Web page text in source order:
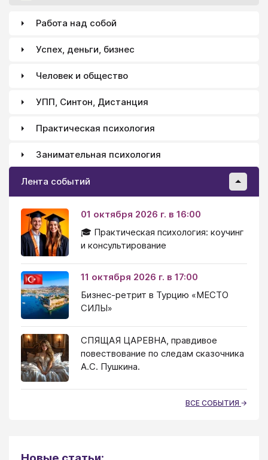
Работа над собой
Успех, деньги, бизнес
Человек и общество
УПП, Синтон, Дистанция
Практическая психология
Занимательная психология
Лента событий
01 октября 2026 г. в 16:00
🎓 Практическая психология: коучинг
и консультирование
11 октября 2026 г. в 17:00
Бизнес-ретрит в Турцию «МЕСТО
СИЛЫ»
СПЯЩАЯ ЦАРЕВНА, правдивое
повествование по следам сказочника
А.С. Пушкина.
ВСЕ СОБЫТИЯ